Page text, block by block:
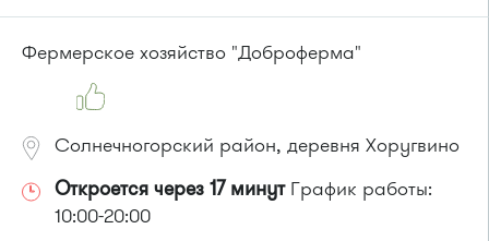
или до остановки"Ведогонь театр":
Маршрутка № 419м, 720м, 900, 903
Фермерское хозяйство "Доброферма"
Солнечногорский район, деревня Хоругвино
Откроется через 17 минутГрафик работы:
10:00-20:00